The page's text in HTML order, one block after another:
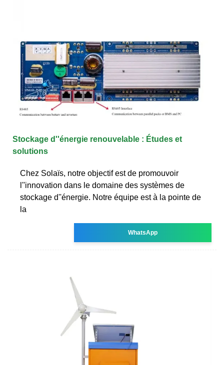
Stockage d''énergie renouvelable : Études et
solutions
Chez Solaïs, notre objectif est de promouvoir
l''innovation dans le domaine des systèmes de
stockage d''énergie. Notre équipe est à la pointe de
la
WhatsApp